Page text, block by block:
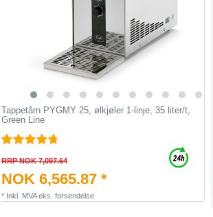
Tappetårn PYGMY 25, ølkjøler 1-linje, 35 liter/t,
Green Line
RRP NOK 7,097.64
NOK 6,565.87 *
* Inkl. MVAeks. forsendelse